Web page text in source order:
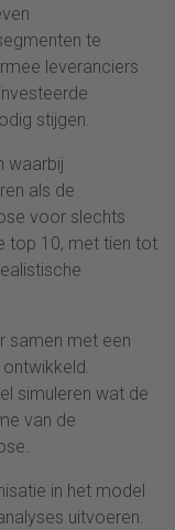
te
leveranciers
stijgen.
waarbij
als de
voor slechts
top 10, met tien tot
samen met een
simuleren wat de
van de
in het model
uitvoeren.